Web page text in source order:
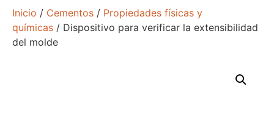
Inicio / Cementos / Propiedades físicas y
químicas / Dispositivo para verificar la extensibilidad
del molde